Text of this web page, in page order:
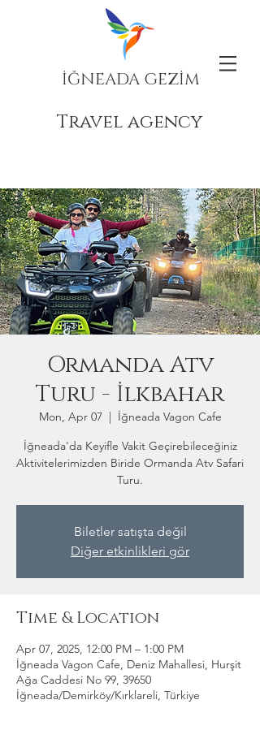
İĞNEADA GEZİM
Travel agency
Ormanda Atv
Turu - İlkbahar
Mon, Apr 07
  |
İğneada Vagon Cafe
İğneada'da Keyifle Vakit Geçirebileceğiniz
Aktivitelerimizden Biride Ormanda Atv Safari
Turu.
Biletler satışta değil
Diğer etkinlikleri gör
Time & Location
Apr 07, 2025, 12:00 PM – 1:00 PM
İğneada Vagon Cafe, Deniz Mahallesi, Hurşit
Ağa Caddesi No 99, 39650
İğneada/Demirköy/Kırklareli, Türkiye